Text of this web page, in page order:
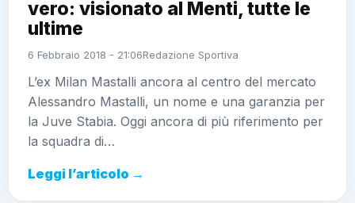
vero: visionato al Menti, tutte le
ultime
6 Febbraio 2018 - 21:06Redazione Sportiva
L’ex Milan Mastalli ancora al centro del mercato
Alessandro Mastalli, un nome e una garanzia per
la Juve Stabia. Oggi ancora di più riferimento per
la squadra di…
Leggi l’articolo →